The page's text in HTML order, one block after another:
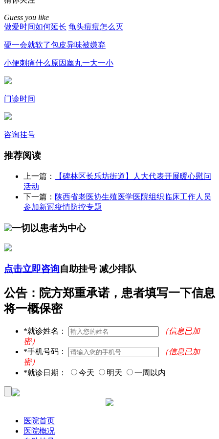
Guess you like
做爱时间如何延长 龟头痘痘怎么灭
硬一会就软了包皮异味被嫌弃
小便刺痛什么原因睾丸一大一小
门诊时间
咨询挂号
推荐阅读
上一篇：
【碑林区长乐坊街道】人大代表开展暖心慰问
活动
下一篇： 陕西省老医协生殖医学医院组织临床工作人员
参加新冠疫情防控专题
一切以患者为中心
点击立即咨询自助挂号 减少排队
公告：院方郑重承诺，患者填写一下信息
将一概保密
*就诊姓名：
（信息已加
密）
*手机号码：
（信息已加
密）
*就诊日期： 今天 明天 一周以内
医院首页
医院概况